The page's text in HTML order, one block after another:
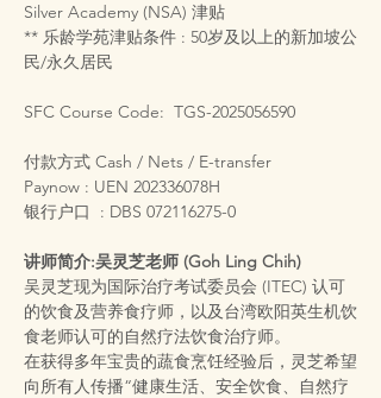
Silver Academy (NSA) 津贴
** 乐龄学苑津贴条件 : 50岁及以上的新加坡公
民/永久居民
SFC Course Code:  TGS-2025056590
付款方式 Cash / Nets / E-transfer
Paynow : UEN 202336078H
银行户口  : DBS 072116275-0
讲师简介:吴灵芝老师 (Goh Ling Chih)
吴灵芝现为国际治疗考试委员会 (ITEC) 认可
的饮食及营养食疗师，以及台湾欧阳英生机饮
食老师认可的自然疗法饮食治疗师。
在获得多年宝贵的蔬食烹饪经验后，灵芝希望
向所有人传播“健康生活、安全饮食、自然疗